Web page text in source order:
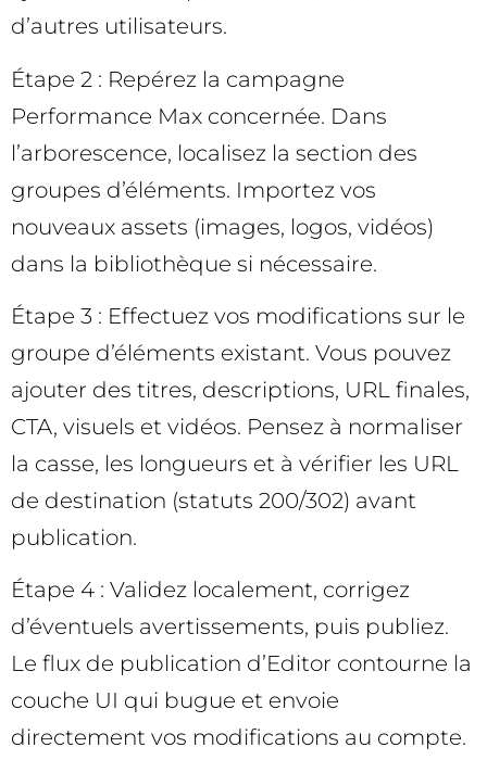
d’autres utilisateurs.
Étape 2 : Repérez la campagne
Performance Max concernée. Dans
l’arborescence, localisez la section des
groupes d’éléments. Importez vos
nouveaux assets (images, logos, vidéos)
dans la bibliothèque si nécessaire.
Étape 3 : Effectuez vos modifications sur le
groupe d’éléments existant. Vous pouvez
ajouter des titres, descriptions, URL finales,
CTA, visuels et vidéos. Pensez à normaliser
la casse, les longueurs et à vérifier les URL
de destination (statuts 200/302) avant
publication.
Étape 4 : Validez localement, corrigez
d’éventuels avertissements, puis publiez.
Le flux de publication d’Editor contourne la
couche UI qui bugue et envoie
directement vos modifications au compte.